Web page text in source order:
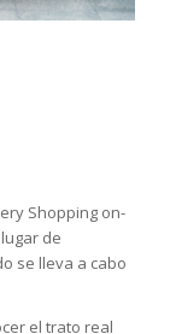
Shopping on-
de
se lleva a cabo
el trato real